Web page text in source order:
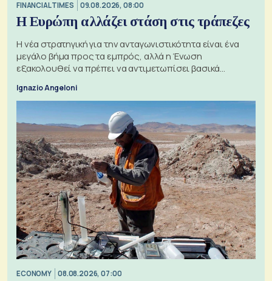
FINANCIAL TIMES 09.08.2026, 08:00
Η Ευρώπη αλλάζει στάση στις τράπεζες
Η νέα στρατηγική για την ανταγωνιστικότητα είναι ένα
μεγάλο βήμα προς τα εμπρός, αλλά η Ένωση
εξακολουθεί να πρέπει να αντιμετωπίσει βασικά
Ignazio Angeloni
ECONOMY 08.08.2026, 07:00